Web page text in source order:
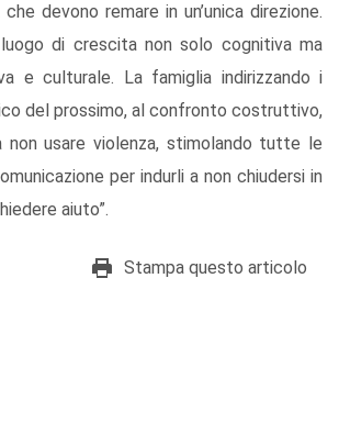
devono remare in un’unica direzione.
di crescita non solo cognitiva ma
e culturale. La famiglia indirizzando i
del prossimo, al confronto costruttivo,
non usare violenza, stimolando tutte le
per indurli a non chiudersi in
aiuto”.
Stampa questo articolo